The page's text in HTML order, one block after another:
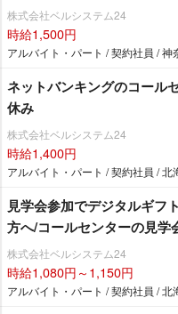
株式会社ベルシステム24
時給1,500円
アルバイト・パート / 契約社員 / 神
ネットバンキングのコール
休み
株式会社ベルシステム24
時給1,400円
アルバイト・パート / 契約社員 / 北
見学会参加でデジタルギフ
方へ/コールセンターの見学
株式会社ベルシステム24
時給1,080円～1,150円
アルバイト・パート / 契約社員 / 北